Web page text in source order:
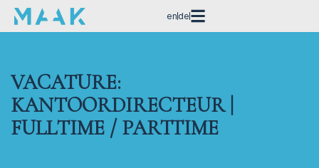
en de
VACATURE:
KANTOORDIRECTEUR |
FULLTIME / PARTTIME